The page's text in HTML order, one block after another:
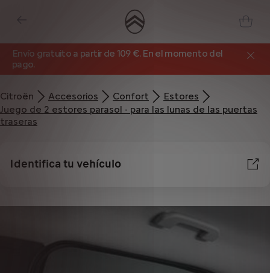
Envío gratuito a partir de 109 €. En el momento del
pago.
Citroën Accesorios Confort
Estores
Juego de 2 estores parasol - para las lunas de las puertas
traseras
Identifica tu vehículo